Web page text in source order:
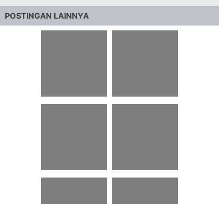
POSTINGAN LAINNYA
85 Ucapan Terima
18 Ppt Tebak
68 Naskah Teater
81 Caption Twibbon